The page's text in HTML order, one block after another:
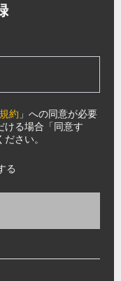
約 」への同意が必要
ける場合「同意す
さい。
る